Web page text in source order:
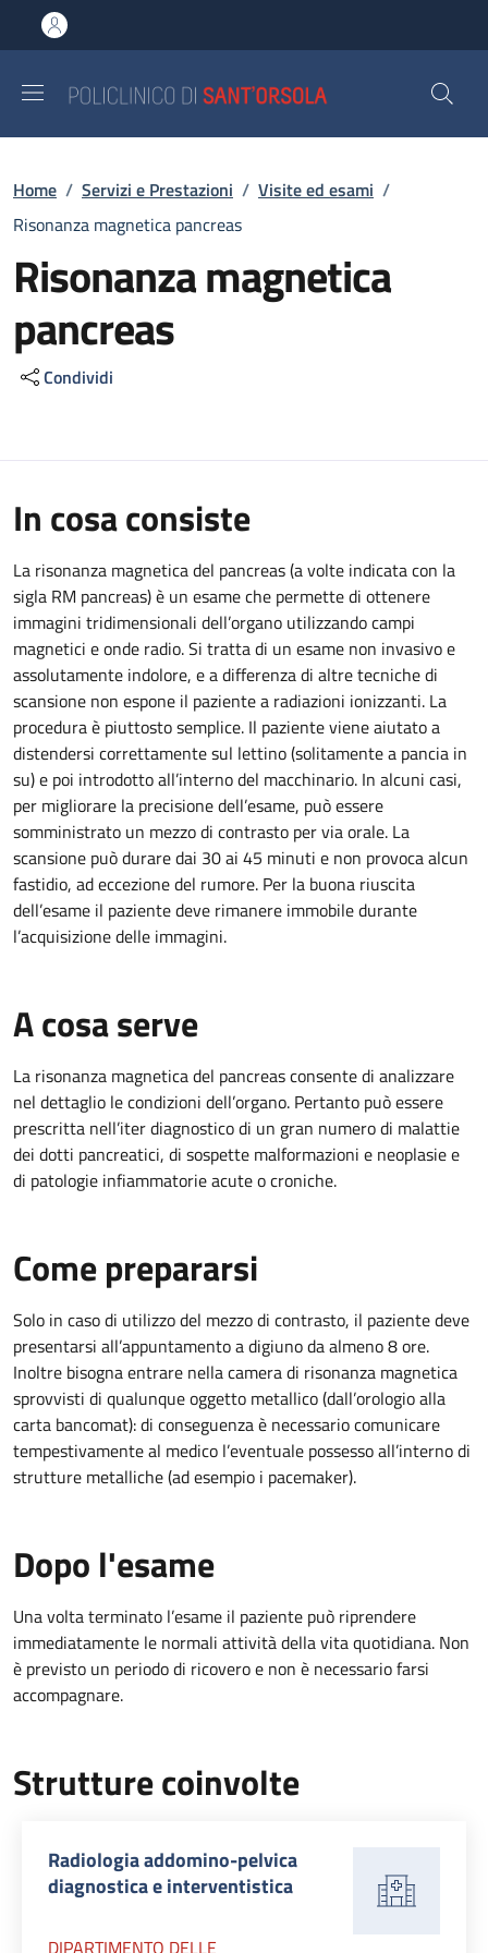
al contenuto principale
to footer content
Briciole di pane
Home / Servizi e Prestazioni / Visite ed esami /
Risonanza magnetica pancreas
Risonanza magnetica
pancreas
Condividi
In cosa consiste
La risonanza magnetica del pancreas (a volte indicata con la
sigla RM pancreas) è un esame che permette di ottenere
immagini tridimensionali dell’organo utilizzando campi
magnetici e onde radio. Si tratta di un esame non invasivo e
assolutamente indolore, e a differenza di altre tecniche di
scansione non espone il paziente a radiazioni ionizzanti. La
procedura è piuttosto semplice. Il paziente viene aiutato a
distendersi correttamente sul lettino (solitamente a pancia in
su) e poi introdotto all’interno del macchinario. In alcuni casi,
per migliorare la precisione dell’esame, può essere
somministrato un mezzo di contrasto per via orale. La
scansione può durare dai 30 ai 45 minuti e non provoca alcun
fastidio, ad eccezione del rumore. Per la buona riuscita
dell’esame il paziente deve rimanere immobile durante
l’acquisizione delle immagini.
A cosa serve
La risonanza magnetica del pancreas consente di analizzare
nel dettaglio le condizioni dell’organo. Pertanto può essere
prescritta nell’iter diagnostico di un gran numero di malattie
dei dotti pancreatici, di sospette malformazioni e neoplasie e
di patologie infiammatorie acute o croniche.
Come prepararsi
Solo in caso di utilizzo del mezzo di contrasto, il paziente deve
presentarsi all’appuntamento a digiuno da almeno 8 ore.
Inoltre bisogna entrare nella camera di risonanza magnetica
sprovvisti di qualunque oggetto metallico (dall’orologio alla
carta bancomat): di conseguenza è necessario comunicare
tempestivamente al medico l’eventuale possesso all’interno di
strutture metalliche (ad esempio i pacemaker).
Dopo l'esame
Una volta terminato l’esame il paziente può riprendere
immediatamente le normali attività della vita quotidiana. Non
è previsto un periodo di ricovero e non è necessario farsi
accompagnare.
Strutture coinvolte
Radiologia addomino-pelvica
diagnostica e interventistica
DIPARTIMENTO DELLE